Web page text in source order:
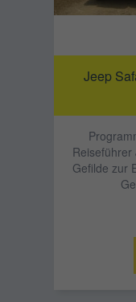
Jeep
Gefilde zur